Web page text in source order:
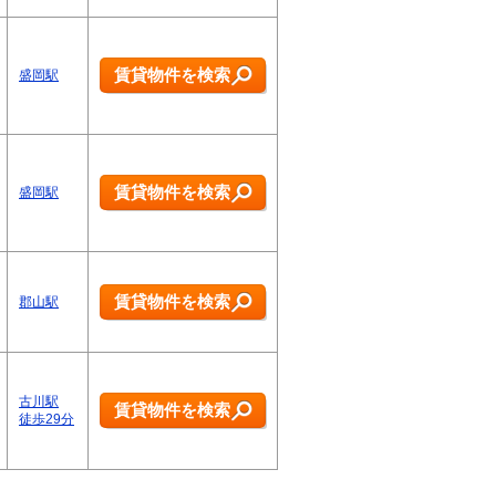
盛岡駅 賃貸物件を検索
盛岡駅 賃貸物件を検索
郡山駅 賃貸物件を検索
古川駅
徒歩29分
賃貸物件を検索